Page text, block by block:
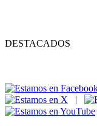
DESTACADOS
|